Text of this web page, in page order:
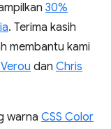
30%
. Terima kasih
membantu kami
dan Chris
warna CSS Color